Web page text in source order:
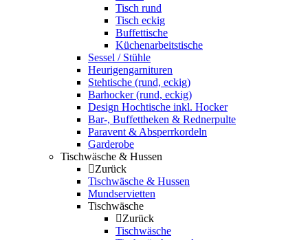
Tisch rund
Tisch eckig
Buffettische
Küchenarbeitstische
Sessel / Stühle
Heurigengarnituren
Stehtische (rund, eckig)
Barhocker (rund, eckig)
Design Hochtische inkl. Hocker
Bar-, Buffettheken & Rednerpulte
Paravent & Absperrkordeln
Garderobe
Tischwäsche & Hussen
Zurück
Tischwäsche & Hussen
Mundservietten
Tischwäsche
Zurück
Tischwäsche